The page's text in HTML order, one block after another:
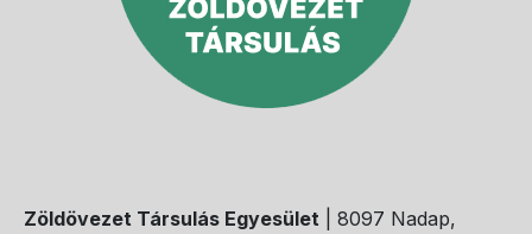
Zöldövezet Társulás Egyesület | 8097 Nadap,